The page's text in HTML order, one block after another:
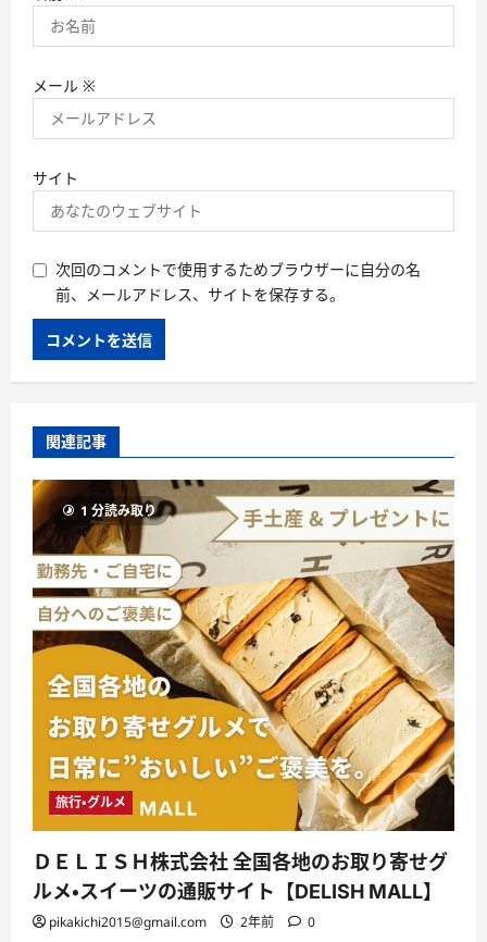
メール ※
サイト
次回のコメントで使用するためブラウザーに自分の名
前、メールアドレス、サイトを保存する。
関連記事
1 分読み取り
旅行・グルメ
ＤＥＬＩＳＨ株式会社 全国各地のお取り寄せグ
ルメ・スイーツの通販サイト【DELISH MALL】
pikakichi2015@gmail.com 2年前 0